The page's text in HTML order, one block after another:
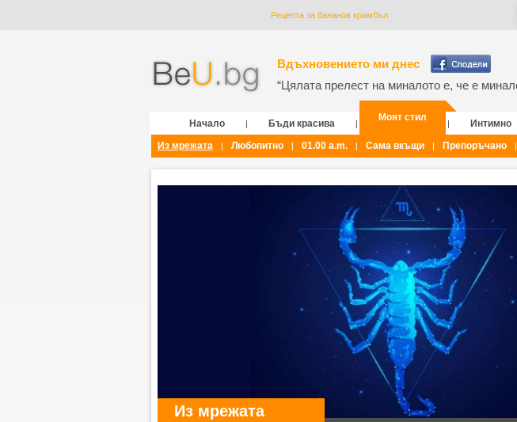
Рецепта за бананов крамбъл
Вдъхновението ми днес
“Цялата прелест на миналото е, че е
Начало | Бъди красива |
Моят стил
| Интимно
Из мрежата
| Любопитно | 01.00 a.m. | Сама вкъщи | Препоръчано |
Из мрежата